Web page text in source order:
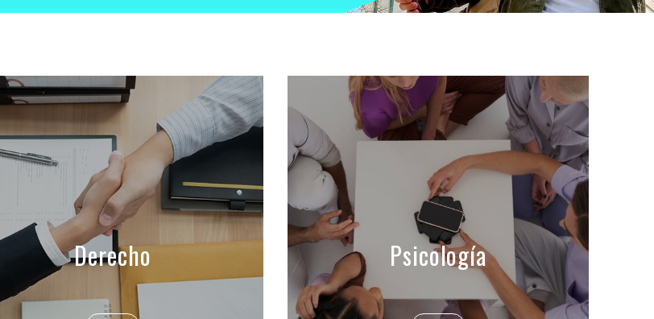
Derecho Psicología